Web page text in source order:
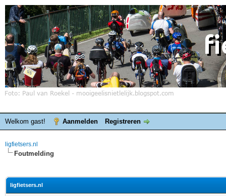
Welkom gast! Aanmelden Registreren
ligfietsers.nl
Foutmelding
ligfietsers.nl